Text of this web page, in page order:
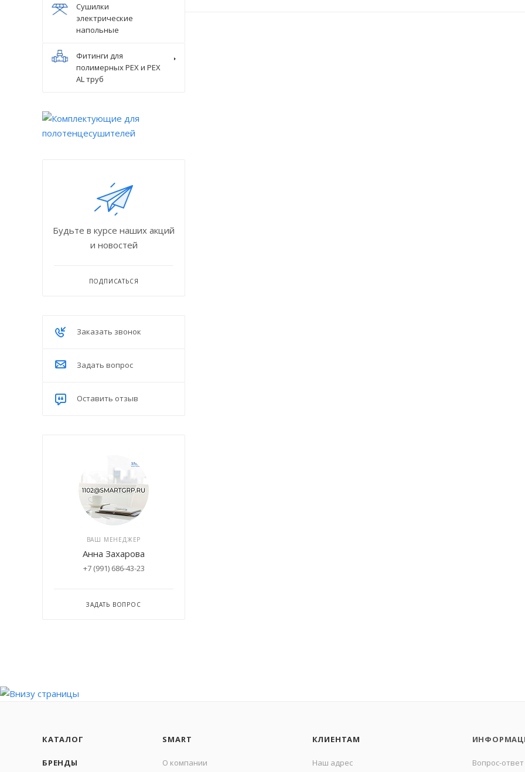
Сушилки
электрические
напольные
Фитинги для
полимерных PEX и PEX
AL труб
Будьте в курсе наших акций
и новостей
ПОДПИСАТЬСЯ
Заказать звонок
Задать вопрос
Оставить отзыв
ВАШ МЕНЕДЖЕР
Анна Захарова
+7 (991) 686-43-23
ЗАДАТЬ ВОПРОС
КАТАЛОГ
БРЕНДЫ
SMART
О компании
КЛИЕНТАМ
Наш адрес Вопрос-ответ